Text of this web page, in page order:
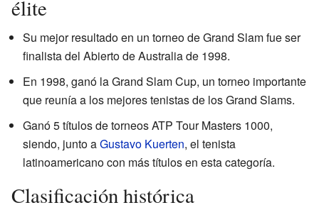
élite
Su mejor resultado en un torneo de Grand Slam fue ser
finalista del Abierto de Australia de 1998.
En 1998, ganó la Grand Slam Cup, un torneo importante
que reunía a los mejores tenistas de los Grand Slams.
Ganó 5 títulos de torneos ATP Tour Masters 1000,
siendo, junto aGustavo Kuerten, el tenista
latinoamericano con más títulos en esta categoría.
Clasificación histórica